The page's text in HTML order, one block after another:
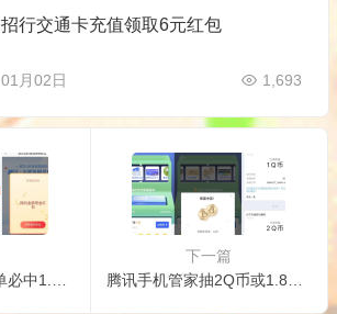
招行交通卡充值领取6元红包
01月02日 1,693
招商银行老用户简单必中1.9元
下一篇
腾讯手机管家抽2Q币或1.8红包